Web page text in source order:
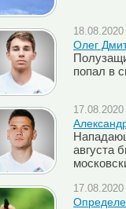
Олег
попал в
августа